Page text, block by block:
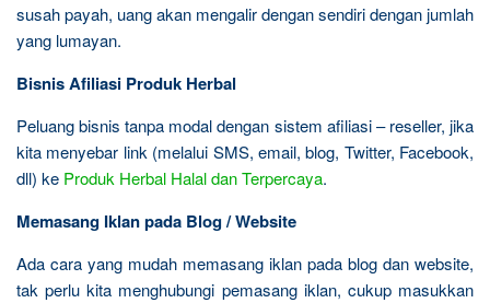
susah payah, uang akan mengalir dengan sendiri dengan jumlah
yang lumayan.
Bisnis Afiliasi Produk Herbal
Peluang bisnis tanpa modal dengan sistem afiliasi – reseller, jika
kita menyebar link (melalui SMS, email, blog, Twitter, Facebook,
dll) ke Produk Herbal Halal dan Terpercaya.
Memasang Iklan pada Blog / Website
Ada cara yang mudah memasang iklan pada blog dan website,
tak perlu kita menghubungi pemasang iklan, cukup masukkan